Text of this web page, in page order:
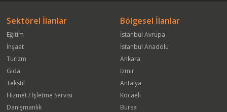
Sektörel İlanlar
Eğitim
İnşaat
Turizm
Gıda
Tekstil
Hizmet / İşletme Servisi
Danışmanlık
Bölgesel İlanlar
İstanbul Avrupa
İstanbul Anadolu
Ankara
İzmir
Antalya
Kocaeli
Bursa